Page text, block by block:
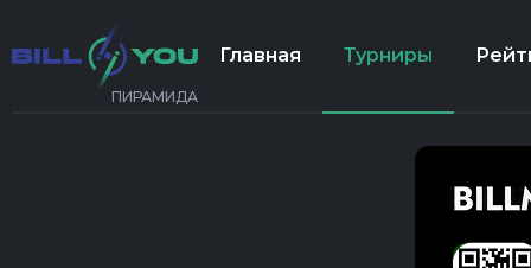
ПИРАМИДА
Главная Турниры